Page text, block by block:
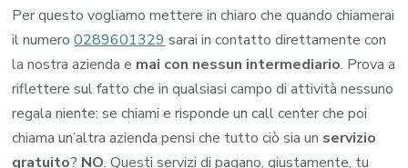
Per questo vogliamo mettere in chiaro che quando chiamerai
il numero0289601329sarai in contatto direttamente con
la nostra azienda e mai con nessun intermediario. Prova a
riflettere sul fatto che in qualsiasi campo di attività nessuno
regala niente: se chiami e risponde un call center che poi
chiama un’altra azienda pensi che tutto ciò sia un servizio
gratuito? NO. Questi servizi di pagano, giustamente, tu